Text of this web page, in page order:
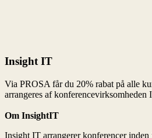
Om InsightIT